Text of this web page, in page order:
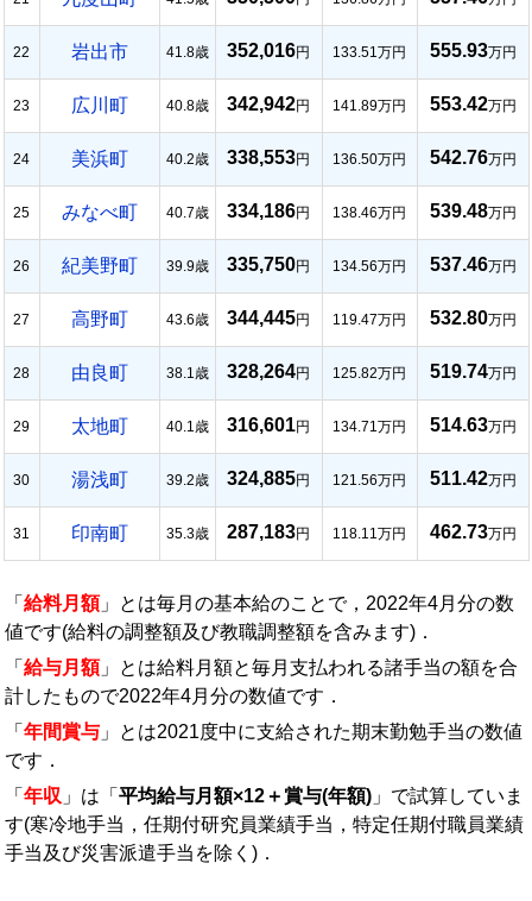
22 岩出市 41.8歳 352,016円 133.51万円 555.93万円
23 広川町 40.8歳 342,942円 141.89万円 553.42万円
24 美浜町 40.2歳 338,553円 136.50万円 542.76万円
25 みなべ町 40.7歳 334,186円 138.46万円 539.48万円
26 紀美野町 39.9歳 335,750円 134.56万円 537.46万円
27 高野町 43.6歳 344,445円 119.47万円 532.80万円
28 由良町 38.1歳 328,264円 125.82万円 519.74万円
29 太地町 40.1歳 316,601円 134.71万円 514.63万円
30 湯浅町 39.2歳 324,885円 121.56万円 511.42万円
31 印南町 35.3歳 287,183円 118.11万円 462.73万円
「 給料月額」とは毎月の基本給のことで，2022年4月分の数
値です(給料の調整額及び教職調整額を含みます)．
「 給与月額」とは給料月額と毎月支払われる諸手当の額を合
計したもので2022年4月分の数値です．
「 年間賞与 」とは2021度中に支給された期末勤勉手当の数値
です．
「 年収 」は「 平均給与月額×12＋賞与(年額) 」で試算していま
す(寒冷地手当，任期付研究員業績手当，特定任期付職員業績
手当及び災害派遣手当を除く)．